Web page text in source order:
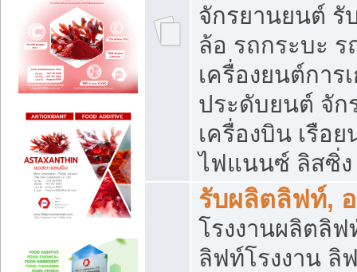
จักรยานยนต์ รั
ล้อ รถกระบะ
เครื่องยนต์การ
ประดับยนต์ จัก
เครื่องบิน เรือ
ไฟแนนซ์ ลิสซิ่ง
รับผลิตลิฟท์,
โรงงานผลิตลิ
ลิฟท์โรงงาน ลิ